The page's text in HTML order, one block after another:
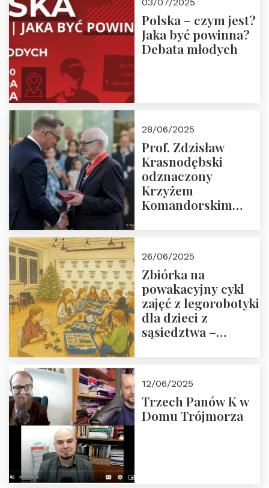
Polska – czym jest?
Jaka być powinna?
Debata młodych
28/06/2025
Prof. Zdzisław
Krasnodębski
odznaczony
Krzyżem
Komandorskim
26/06/2025
Zbiórka na
powakacyjny cykl
zajęć z legorobotyki
dla dzieci z
sąsiedztwa –
Fundacji
12/06/2025
Trzech Panów K w
Domu Trójmorza